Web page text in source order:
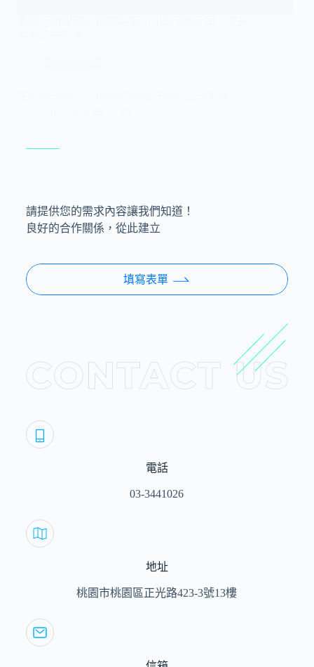
請提供您的需求內容讓我們知道！
良好的合作關係，從此建立
填寫表單
電話
03-3441026
地址
桃園市桃園區正光路423-3號13樓